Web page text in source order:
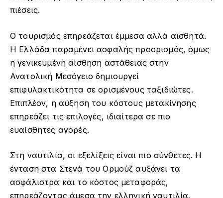
πιέσεις.
Ο τουρισμός επηρεάζεται έμμεσα αλλά αισθητά.
Η Ελλάδα παραμένει ασφαλής προορισμός, όμως
η γενικευμένη αίσθηση αστάθειας στην
Ανατολική Μεσόγειο δημιουργεί
επιφυλακτικότητα σε ορισμένους ταξιδιώτες.
Επιπλέον, η αύξηση του κόστους μετακίνησης
επηρεάζει τις επιλογές, ιδιαίτερα σε πιο
ευαίσθητες αγορές.
Στη ναυτιλία, οι εξελίξεις είναι πιο σύνθετες. Η
ένταση στα Στενά του Ορμούζ αυξάνει τα
ασφάλιστρα και το κόστος μεταφοράς,
επηρεάζοντας άμεσα την ελληνική ναυτιλία.